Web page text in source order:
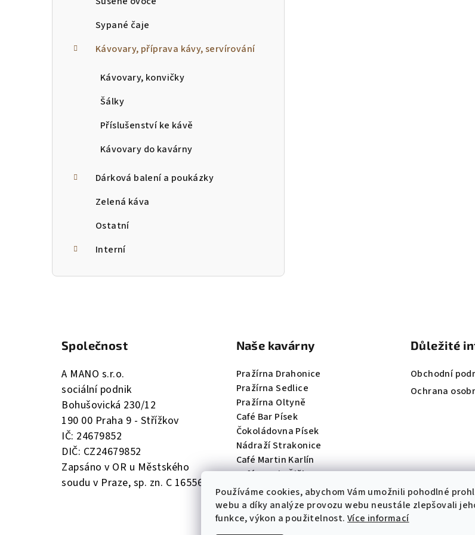
Používáme cookies, abychom Vám umožnili pohodlné
webu a díky analýze provozu webu neustále zlepšovali
funkce, výkon a použitelnost. Více informací
Sypané čaje
Kávovary, příprava kávy, servírování
Kávovary, konvičky
Šálky
Příslušenství ke kávě
Kávovary do kavárny
Dárková balení a poukázky
Zelená káva
Ostatní
Interní
Společnost
A MANO s.r.o.
sociální podnik
Bohušovická 230/12
190 00 Praha 9 - Střížkov
IČ: 24679852
DIČ: CZ24679852
Zapsáno v OR u Městského
soudu v Praze, sp. zn. C 165560
Naše kavárny
Pražírna Drahonice
Pražírna Sedlice
Pražírna Oltyně
Café Bar Písek
Čokoládovna Písek
Nádraží Strakonice
Café Martin Karlín
Café Martin Žižkov
Důležité
Obchodní
Ochrana